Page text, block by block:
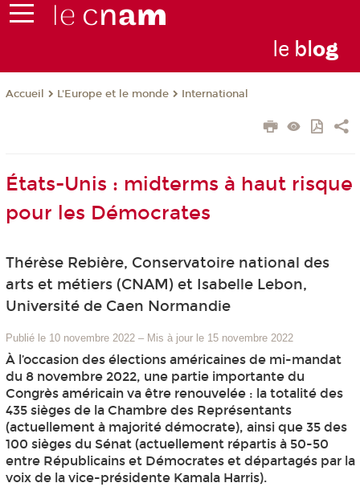
le blog
Accueil L'Europe et le monde International
États-Unis : midterms à haut risque
pour les Démocrates
Thérèse Rebière, Conservatoire national des
arts et métiers (CNAM) et Isabelle Lebon,
Université de Caen Normandie
Publié le 10 novembre 2022 – Mis à jour le 15 novembre 2022
À l’occasion des élections américaines de mi-mandat
du 8 novembre 2022, une partie importante du
Congrès américain va être renouvelée : la totalité des
435 sièges de la Chambre des Représentants
(actuellement à majorité démocrate), ainsi que 35 des
100 sièges du Sénat (actuellement répartis à 50-50
entre Républicains et Démocrates et départagés par la
voix de la vice-présidente Kamala Harris).